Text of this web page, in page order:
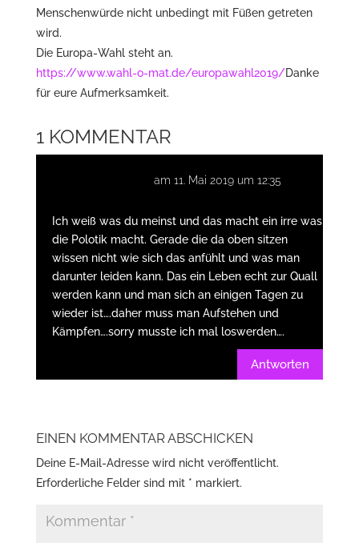
Menschenwürde nicht unbedingt mit Füßen getreten
wird.
Die Europa-Wahl steht an.
https://www.wahl-o-mat.de/europawahl2019/Danke
für eure Aufmerksamkeit.
1 KOMMENTAR
am 11. Mai 2019 um 12:35
Ich weiß was du meinst und das macht ein irre was
die Polotik macht. Gerade die da oben sitzen
wissen nicht wie sich das anfühlt und was man
darunter leiden kann. Das ein Leben echt zur Quall
werden kann und man sich an einigen Tagen zu
wieder ist….daher muss man Aufstehen und
Kämpfen….sorry musste ich mal loswerden….
Antworten
EINEN KOMMENTAR ABSCHICKEN
Deine E-Mail-Adresse wird nicht veröffentlicht.
Erforderliche Felder sind mit * markiert.